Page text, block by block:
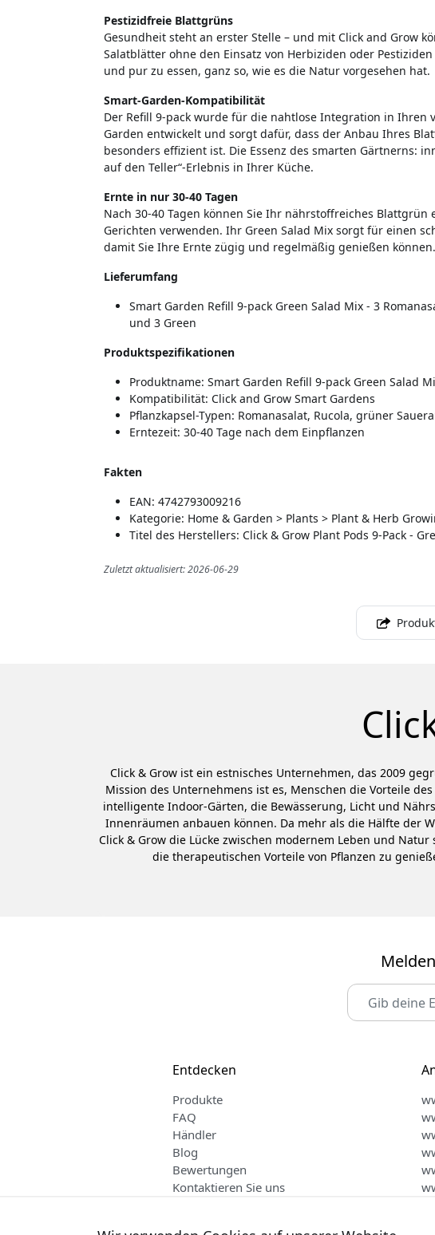
Pestizidfreie Blattgrüns
Gesundheit steht an erster Stelle – und mit Click and Grow
Salatblätter ohne den Einsatz von Herbiziden oder
und pur zu essen, ganz so, wie es die Natur vorgesehen hat.
Smart-Garden-Kompatibilität
Der Refill 9-pack wurde für die nahtlose Integration in Ihren
Garden entwickelt und sorgt dafür, dass der Anbau Ihres
besonders effizient ist. Die Essenz des smarten Gärtnerns:
auf den Teller“-Erlebnis in Ihrer Küche.
Ernte in nur 30-40 Tagen
Nach 30-40 Tagen können Sie Ihr nährstoffreiches
Gerichten verwenden. Ihr Green Salad Mix sorgt für einen
damit Sie Ihre Ernte zügig und regelmäßig genießen können.
Lieferumfang
Smart Garden Refill 9-pack Green Salad Mix - 3
und 3 Green
Produktspezifikationen
Produktname: Smart Garden Refill 9-pack Green Salad
Kompatibilität: Click and Grow Smart Gardens
Pflanzkapsel-Typen: Romanasalat, Rucola, grüner
Erntezeit: 30-40 Tage nach dem Einpflanzen
Fakten
EAN: 4742793009216
Kategorie: Home & Garden > Plants > Plant & Herb
Titel des Herstellers: Click & Grow Plant Pods 9-Pack -
Zuletzt aktualisiert: 2026-06-29
Click & Grow ist ein estnisches Unternehmen, das 2009
Mission des Unternehmens ist es, Menschen die Vorteile
intelligente Indoor-Gärten, die Bewässerung, Licht und
Innenräumen anbauen können. Da mehr als die Hälfte der
Click & Grow die Lücke zwischen modernem Leben und
die therapeutischen Vorteile von Pflanzen zu
Entdecken
Produkte
FAQ
Händler
Blog
Bewertungen
Kontaktieren Sie uns